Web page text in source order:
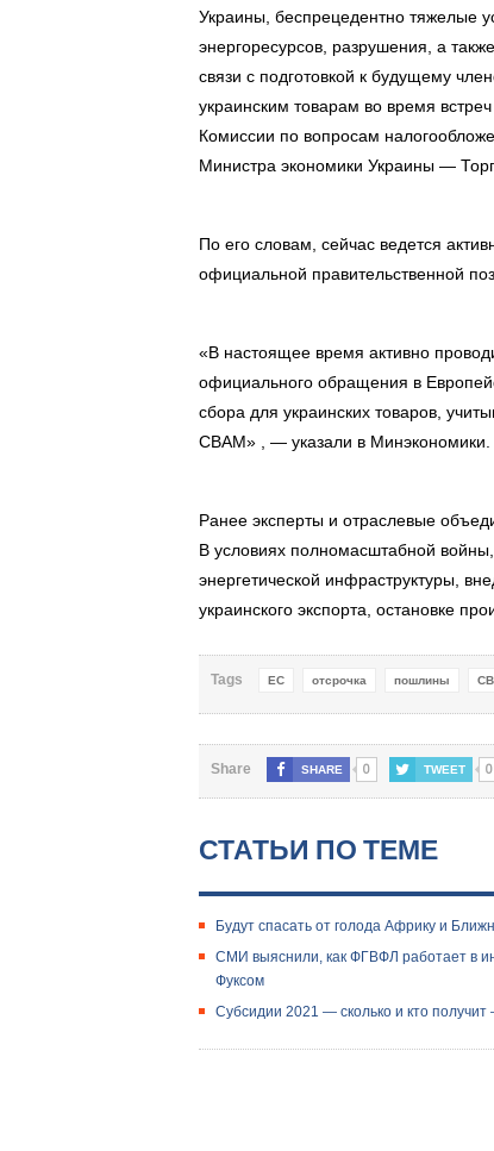
Украины, беспрецедентно тяжелые
энергоресурсов, разрушения, а
связи с подготовкой к будущему
украинским товарам во время
Комиссии по вопросам
Министра экономики Украины —
По его словам, сейчас ведется
официальной правительственной
«В настоящее время активно
официального обращения в
сбора для украинских товаров,
СВАМ» , — указали в Минэкономики.
Ранее эксперты и отраслевые
В условиях полномасштабной
энергетической инфраструктуры,
украинского экспорта, остановке
Tags ЕС отсрочка пошлины
Share SHARE 0 TWEET 0
СТАТЬИ ПО ТЕМЕ
​Будут спасать от голода Африку и
СМИ выяснили, как ФГВФЛ работает в
Фуксом
Субсидии 2021 — сколько и кто